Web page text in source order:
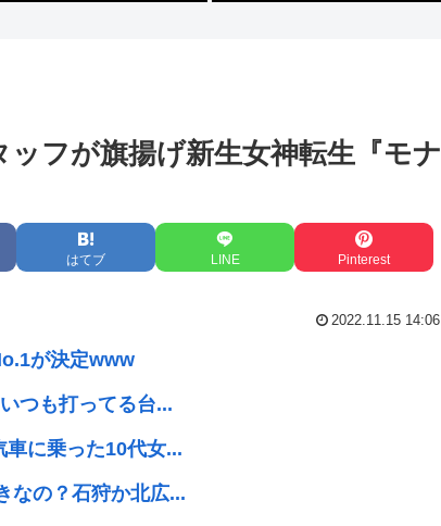
ッフが旗揚げ新生女神転生『モナ
はてブ LINE Pinterest
2022.11.15 14:06
が決定www
つも打ってる台...
に乗った10代女...
なの？石狩か北広...